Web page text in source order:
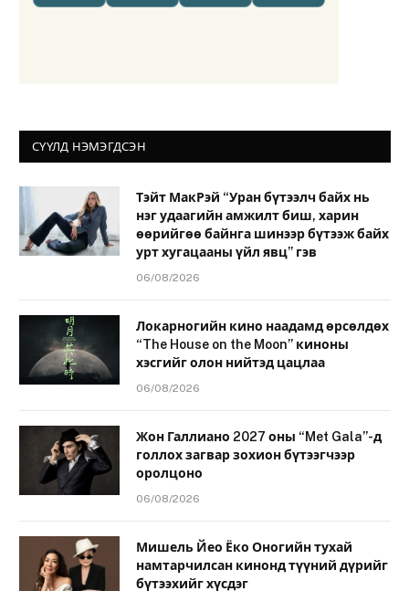
СҮҮЛД НЭМЭГДСЭН
Тэйт МакРэй “Уран бүтээлч байх нь
нэг удаагийн амжилт биш, харин
өөрийгөө байнга шинээр бүтээж байх
урт хугацааны үйл явц” гэв
06/08/2026
Локарногийн кино наадамд өрсөлдөх
“The House on the Moon” киноны
хэсгийг олон нийтэд цацлаа
06/08/2026
Жон Галлиано 2027 оны “Met Gala”-д
голлох загвар зохион бүтээгчээр
оролцоно
06/08/2026
Мишель Йео Ёко Оногийн тухай
намтарчилсан кинонд түүний дүрийг
бүтээхийг хүсдэг